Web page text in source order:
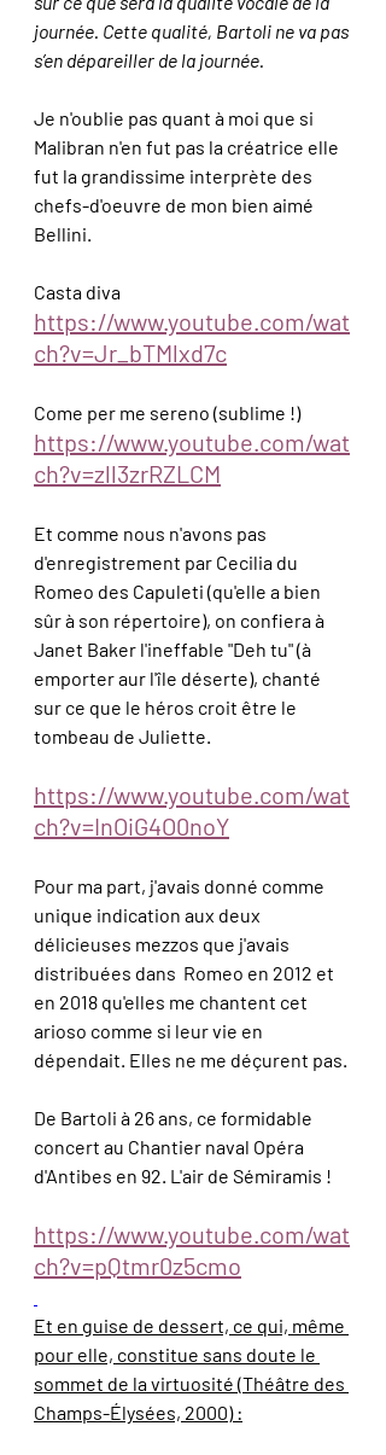
journée. Cette qualité, Bartoli ne va pas
s’en dépareiller de la journée.
Je n'oublie pas quant à moi que si
Malibran n'en fut pas la créatrice elle
fut la grandissime interprète des
chefs-d'oeuvre de mon bien aimé
Bellini.
Casta diva
https://www.youtube.com/wat
ch?v=Jr_bTMlxd7c
Come per me sereno (sublime !)
https://www.youtube.com/wat
ch?v=zll3zrRZLCM
Et comme nous n'avons pas
d'enregistrement par Cecilia du
Romeo des Capuleti (qu'elle a bien
sûr à son répertoire), on confiera à
Janet Baker l'ineffable "Deh tu" (à
emporter aur l'île déserte), chanté
sur ce que le héros croit être le
tombeau de Juliette.
https://www.youtube.com/wat
ch?v=InOiG4O0noY
Pour ma part, j'avais donné comme
unique indication aux deux
délicieuses mezzos que j'avais
distribuées dans  Romeo en 2012 et
en 2018 qu'elles me chantent cet
arioso comme si leur vie en
dépendait. Elles ne me déçurent pas.
De Bartoli à 26 ans, ce formidable
concert au Chantier naval Opéra
d'Antibes en 92. L'air de Sémiramis !
https://www.youtube.com/wat
ch?v=pQtmr0z5cmo
Et en guise de dessert, ce qui, même
pour elle, constitue sans doute le
sommet de la virtuosité (Théâtre des
Champs-Élysées, 2000) :